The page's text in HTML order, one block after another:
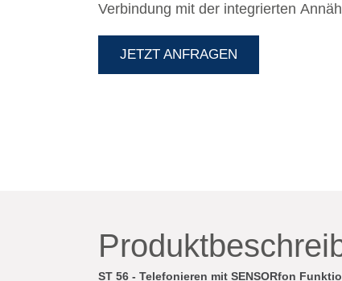
Verbindung mit der integrierten
einem Wisch aus dem Standby
JETZT ANFRAGEN
ST 56 - Telefonieren mit SENSORfon